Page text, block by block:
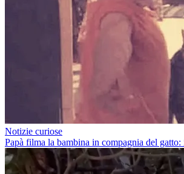
Notizie curiose
Papà filma la bambina in compagnia del